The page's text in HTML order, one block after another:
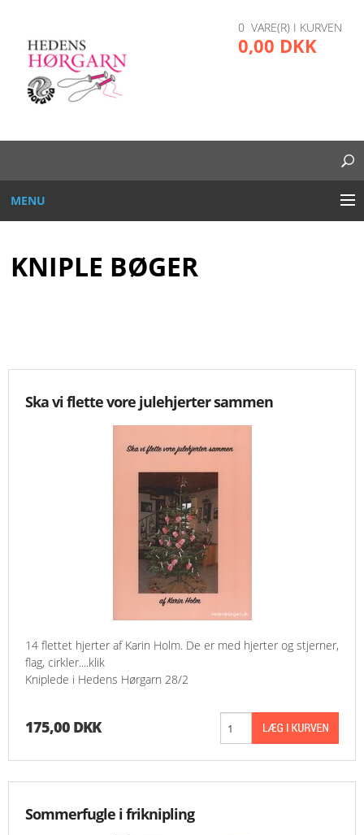
0 VARE(R) I KURVEN
0,00 DKK
MENU
DIVERSE
KNIPLING
MØNSTRE OG BØGER
NYHEDER
OM OS
VILKÅR
MESSER
KNIPLE BØGER
Ska vi flette vore julehjerter sammen
14 flettet hjerter af Karin Holm. De er med hjerter og stjerner,
flag, cirkler....klik
Kniplede i Hedens Hørgarn 28/2
175,00 DKK
Sommerfugle i friknipling